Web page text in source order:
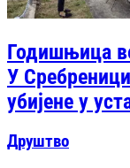
Годишњица
У
убијене у
Друштво